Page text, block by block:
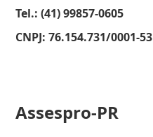
Tel.: (41) 99857-0605
CNPJ: 76.154.731/0001-53
Assespro-PR